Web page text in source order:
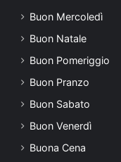
Buon Mercoledì
Buon Natale
Buon Pomeriggio
Buon Pranzo
Buon Sabato
Buon Venerdì
Buona Cena